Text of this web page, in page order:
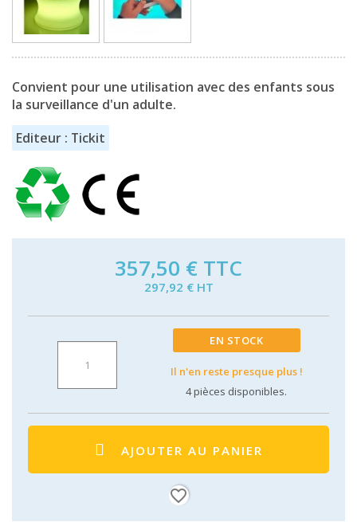
Convient pour une utilisation avec des enfants sous
la surveillance d'un adulte.
Editeur : Tickit
357,50 € TTC
297,92 € HT
EN STOCK
Il n'en reste presque plus !
4pièces disponibles.
AJOUTER AU PANIER
favorite_border